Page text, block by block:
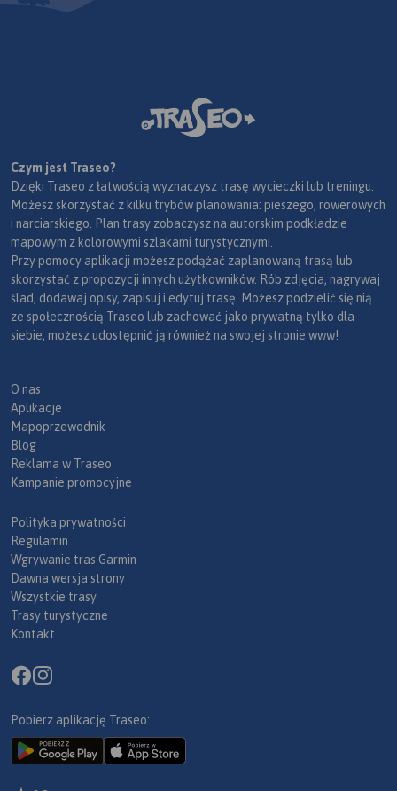
Czym jest Traseo?
Dzięki Traseo z łatwością wyznaczysz trasę wycieczki lub treningu.
Możesz skorzystać z kilku trybów planowania: pieszego, rowerowych
i narciarskiego. Plan trasy zobaczysz na autorskim podkładzie
mapowym z kolorowymi szlakami turystycznymi.
Przy pomocy aplikacji możesz podążać zaplanowaną trasą lub
skorzystać z propozycji innych użytkowników. Rób zdjęcia, nagrywaj
ślad, dodawaj opisy, zapisuj i edytuj trasę. Możesz podzielić się nią
ze społecznością Traseo lub zachować jako prywatną tylko dla
siebie, możesz udostępnić ją również na swojej stronie www!
O nas
Aplikacje
Mapoprzewodnik
Blog
Reklama w Traseo
Kampanie promocyjne
Polityka prywatności
Regulamin
Wgrywanie tras Garmin
Dawna wersja strony
Wszystkie trasy
Trasy turystyczne
Kontakt
Pobierz aplikację Traseo: